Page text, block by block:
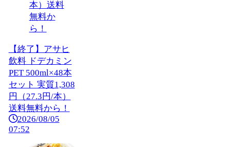
【終了】アサヒ
飲料 ドデカミン
PET 500ml×48本
セット 実質1,308
円（27.3円/本）
送料無料から！
2026/08/05
07:52